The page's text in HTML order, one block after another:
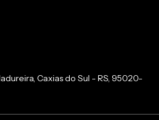
Caxias do Sul - RS, 95020-